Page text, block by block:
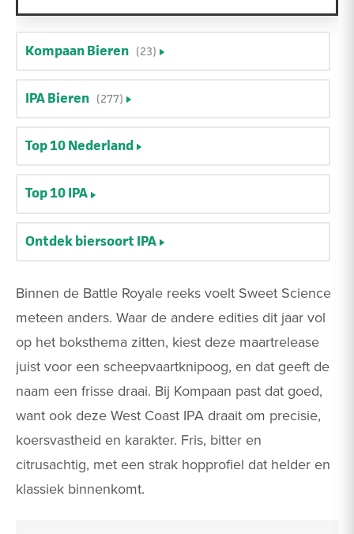
Binnen de Battle Royale reeks voelt Sweet Science
meteen anders. Waar de andere edities dit jaar vol
op het boksthema zitten, kiest deze maartrelease
juist voor een scheepvaartknipoog, en dat geeft de
naam een frisse draai. Bij Kompaan past dat goed,
want ook deze West Coast IPA draait om precisie,
koersvastheid en karakter. Fris, bitter en
citrusachtig, met een strak hopprofiel dat helder en
klassiek binnenkomt.
Kompaan Bieren (23)
IPA Bieren (277)
Top 10 Nederland
Top 10 IPA
Ontdek biersoort IPA